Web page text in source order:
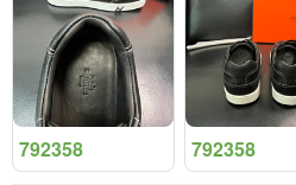
792358 792358